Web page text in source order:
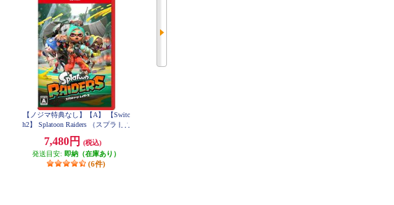
【ノジマ特典なし】【A】 【Switc
h2】 Splatoon Raiders （スプラトゥ
7,480円
(税込)
発送目安: 即納（在庫あり）
(6件)